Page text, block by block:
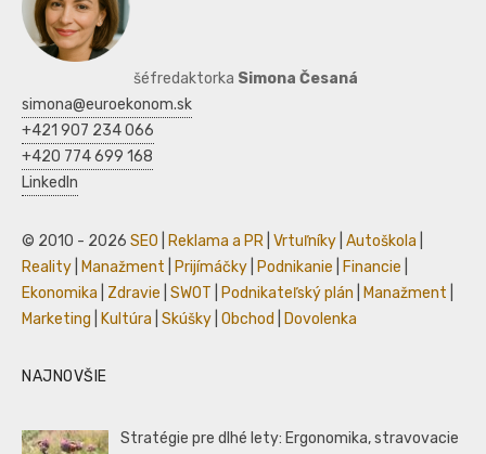
šéfredaktorka Simona Česaná
simona@euroekonom.sk
+421 907 234 066
+420 774 699 168
LinkedIn
© 2010 - 2026 SEO Reklama a PR Vrtuľníky Autoškola
Reality
Manažment Prijímáčky Podnikanie Financie
Ekonomika
Zdravie SWOT Podnikateľský plán Manažment
Marketing
Kultúra Skúšky Obchod Dovolenka
NAJNOVŠIE
Stratégie pre dlhé lety: Ergonomika, stravovacie